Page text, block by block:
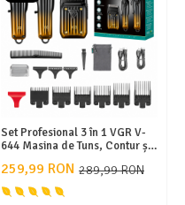
Set Profesional 3 în 1 VGR V-
644 Masina de Tuns, Contur și
Incarcare Type-C, 10 Gratare,
Autonomie Extinsa
289,99 RON
259,99 RON